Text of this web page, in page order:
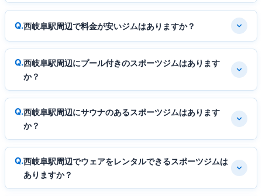
西岐阜駅周辺で料金が安いジムはありますか？
西岐阜駅周辺にプール付きのスポーツジムはあります
か？
西岐阜駅周辺にサウナのあるスポーツジムはあります
か？
西岐阜駅周辺でウェアをレンタルできるスポーツジムは
ありますか？